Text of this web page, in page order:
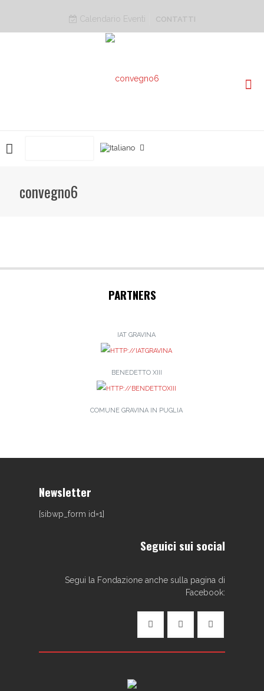
Calendario Eventi CONTATTI
convegno6
PARTNERS
IAT GRAVINA
BENEDETTO XIII
COMUNE GRAVINA IN PUGLIA
Newsletter
[sibwp_form id=1]
Seguici sui social
Segui la Fondazione anche sulla pagina di
Facebook: